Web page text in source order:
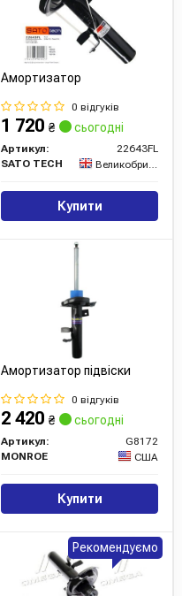
Амортизатор
0 відгуків
1 720 ₴ сьогодні
Артикул:
22643FL
SATO TECH
Великобританія
Купити
Амортизатор підвіски
0 відгуків
2 420 ₴ сьогодні
Артикул:
G8172
MONROE
США
Купити
Рекомендуємо